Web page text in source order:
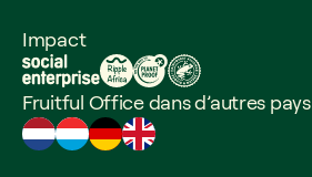
Impact
Fruitful Office dans d’autres pays